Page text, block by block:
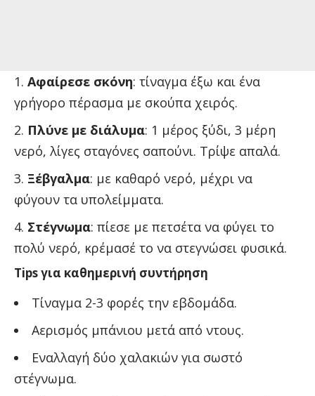
Αφαίρεσε σκόνη: τίναγμα έξω και ένα
γρήγορο πέρασμα με σκούπα χειρός.
Πλύνε με διάλυμα: 1 μέρος ξύδι, 3 μέρη
νερό, λίγες σταγόνες σαπούνι. Τρίψε απαλά.
Ξέβγαλμα: με καθαρό νερό, μέχρι να
φύγουν τα υπολείμματα.
Στέγνωμα: πίεσε με πετσέτα να φύγει το
πολύ νερό, κρέμασέ το να στεγνώσει φυσικά.
Tips για καθημερινή συντήρηση
Τίναγμα 2-3 φορές την εβδομάδα.
Αερισμός μπάνιου μετά από ντους.
Εναλλαγή δύο χαλακιών για σωστό
στέγνωμα.